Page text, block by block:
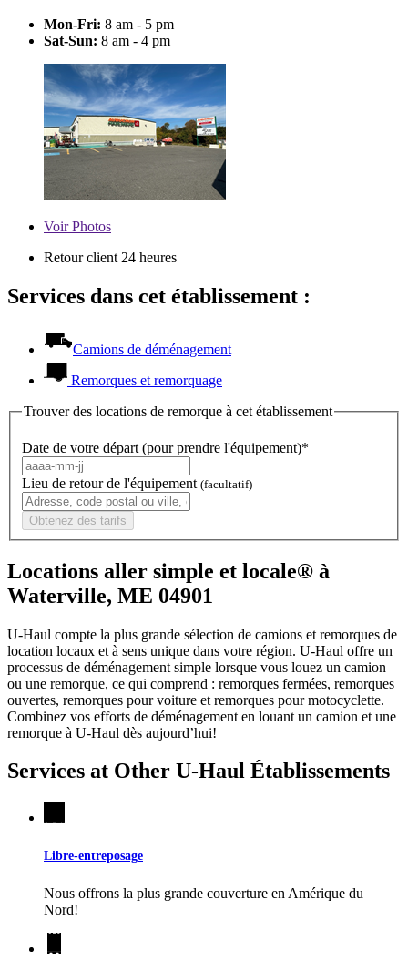
Mon-Fri: 8 am - 5 pm
Sat-Sun: 8 am - 4 pm
VoirPhotos
Retour client 24 heures
Services dans cet établissement :
Camions de déménagement
Remorques et remorquage
Trouver des locations de remorque à cet établissement
Date de votre départ (pour prendre l'équipement)*
Lieu de retour de l'équipement (facultatif)
Obtenez des tarifs
Locations aller simple et locale® à
Waterville, ME 04901
U-Haul compte la plus grande sélection de camions et remorques de
location locaux et à sens unique dans votre région. U-Haul offre un
processus de déménagement simple lorsque vous louez un camion
ou une remorque, ce qui comprend : remorques fermées, remorques
ouvertes, remorques pour voiture et remorques pour motocyclette.
Combinez vos efforts de déménagement en louant un camion et une
remorque à U-Haul dès aujourd’hui!
Services at Other U-Haul Établissements
Libre-entreposage
Nous offrons la plus grande couverture en Amérique du
Nord!